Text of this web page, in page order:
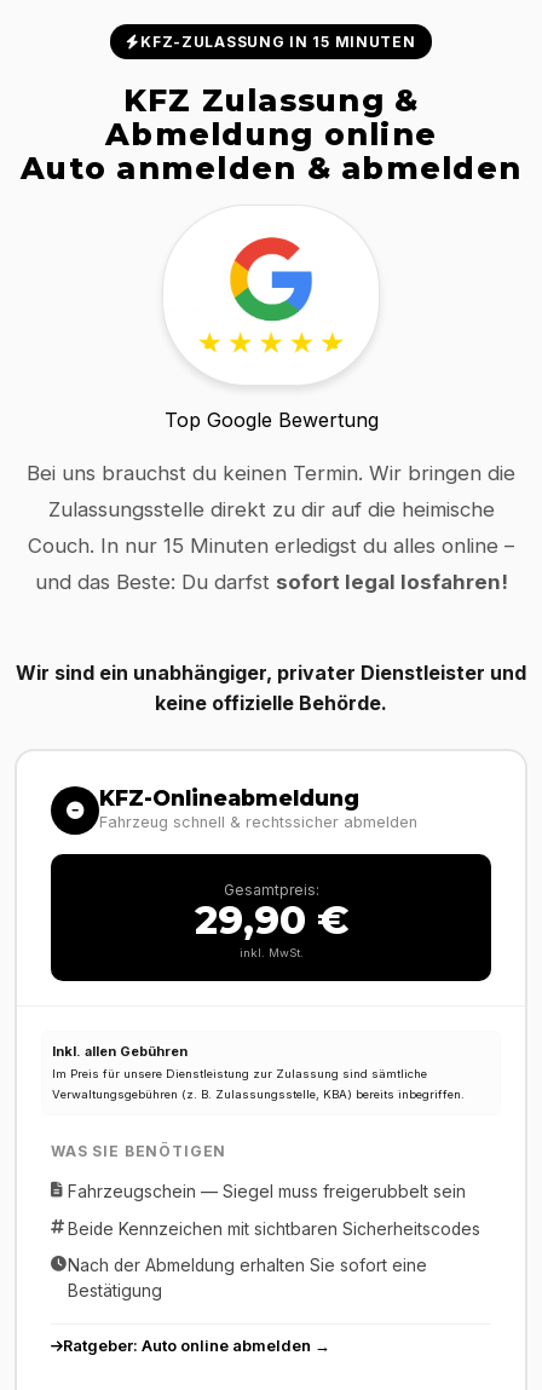
KFZ-ZULASSUNG IN 15 MINUTEN
KFZ Zulassung &
Abmeldung online
Auto anmelden & abmelden
Top Google Bewertung
Bei uns brauchst du keinen Termin. Wir bringen die
Zulassungsstelle direkt zu dir auf die heimische
Couch. In nur 15 Minuten erledigst du alles online –
und das Beste: Du darfst sofort legal losfahren!
Wir sind ein unabhängiger, privater Dienstleister und
keine offizielle Behörde.
KFZ-Onlineabmeldung
Fahrzeug schnell & rechtssicher abmelden
Gesamtpreis:
29,90 €
inkl. MwSt.
Inkl. allen Gebühren
Im Preis für unsere Dienstleistung zur Zulassung sind sämtliche
Verwaltungsgebühren (z. B. Zulassungsstelle, KBA) bereits inbegriffen.
WAS SIE BENÖTIGEN
Fahrzeugschein — Siegel muss freigerubbelt sein
Beide Kennzeichen mit sichtbaren Sicherheitscodes
Nach der Abmeldung erhalten Sie sofort eine
Bestätigung
Ratgeber: Auto online abmelden →